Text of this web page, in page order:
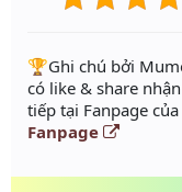
️🏆Ghi chú bởi
có like & share
tiếp tại Fanpage của
Fanpage